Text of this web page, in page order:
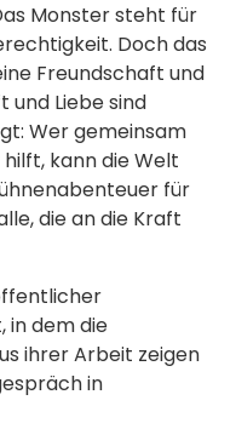
Monster steht für
Doch das
Freundschaft und
und Liebe sind
Wer gemeinsam
kann die Welt
für
die an die Kraft
in dem die
ihrer Arbeit zeigen
in